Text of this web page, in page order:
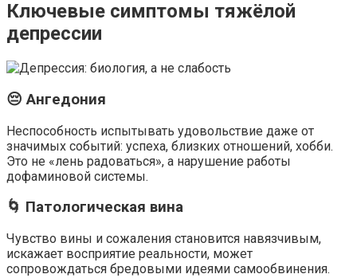
Ключевые симптомы тяжёлой
депрессии
😔 Ангедония
Неспособность испытывать удовольствие даже от
значимых событий: успеха, близких отношений, хобби.
Это не «лень радоваться», а нарушение работы
дофаминовой системы.
🌀 Патологическая вина
Чувство вины и сожаления становится навязчивым,
искажает восприятие реальности, может
сопровождаться бредовыми идеями самообвинения.